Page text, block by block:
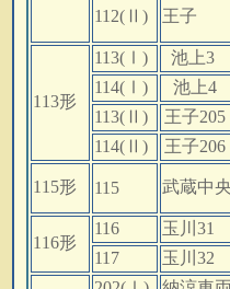
112(Ⅱ) 王子
113形
113(Ⅰ) 池上3
114(Ⅰ) 池上4
113(Ⅱ)
王子205
114(Ⅱ)
王子206
115形 115 武蔵中
116形
116 玉川31
117 玉川32